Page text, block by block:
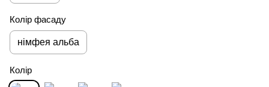
Колір фасаду
німфея альба
Колір